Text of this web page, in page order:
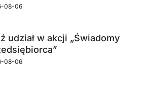
08-06
udział w akcji „Świadomy
08-06